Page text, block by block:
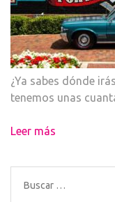
¿Ya sabes dónde
tenemos unas
Leer más
Buscar: